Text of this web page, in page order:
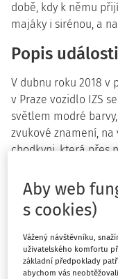
době, kdy k němu
majáky i sirénou, a
Popis události
V dubnu roku 2018 v
v Praze vozidlo IZS
světlem modré
zvukové znamení,
chodkyni, která přes
zranění, kterým po
řidiče byla Policií ČR
negativním
dopravní nehody
Důležité
Aby web
s cookies)
Vážený návštěvníku,
uživatelského komfortu
základní předpoklady
abychom vás